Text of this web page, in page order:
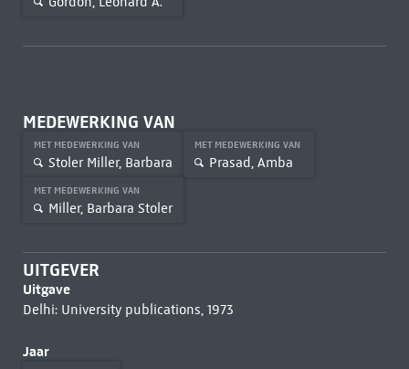
MEDEWERKING VAN
MET MEDEWERKING VAN
Stoler Miller, Barbara
MET MEDEWERKING VAN
Prasad, Amba
MET MEDEWERKING VAN
Miller, Barbara Stoler
UITGEVER
Uitgave
Delhi: University publications, 1973
Jaar